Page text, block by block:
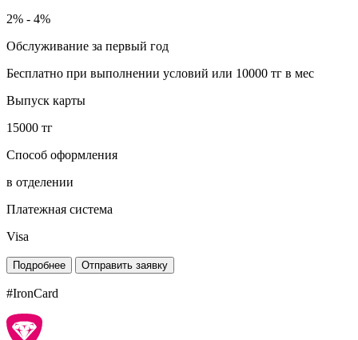
2% - 4%
Обслуживание за первый год
Бесплатно при выполнении условий или 10000 тг в мес
Выпуск карты
15000 тг
Способ оформления
в отделении
Платежная система
Visa
Подробнее Отправить заявку
#IronCard